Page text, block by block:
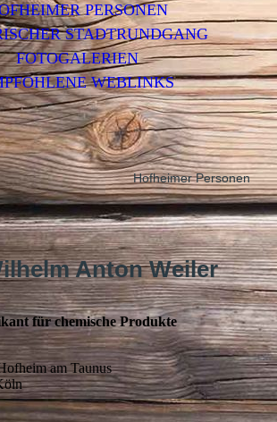
PERSONEN
STADTRUNDGANG
FOTOGALERIEN
WEBLINKS
Hofheimer Personen
Anton Weiler
für chemische Produkte
am Taunus